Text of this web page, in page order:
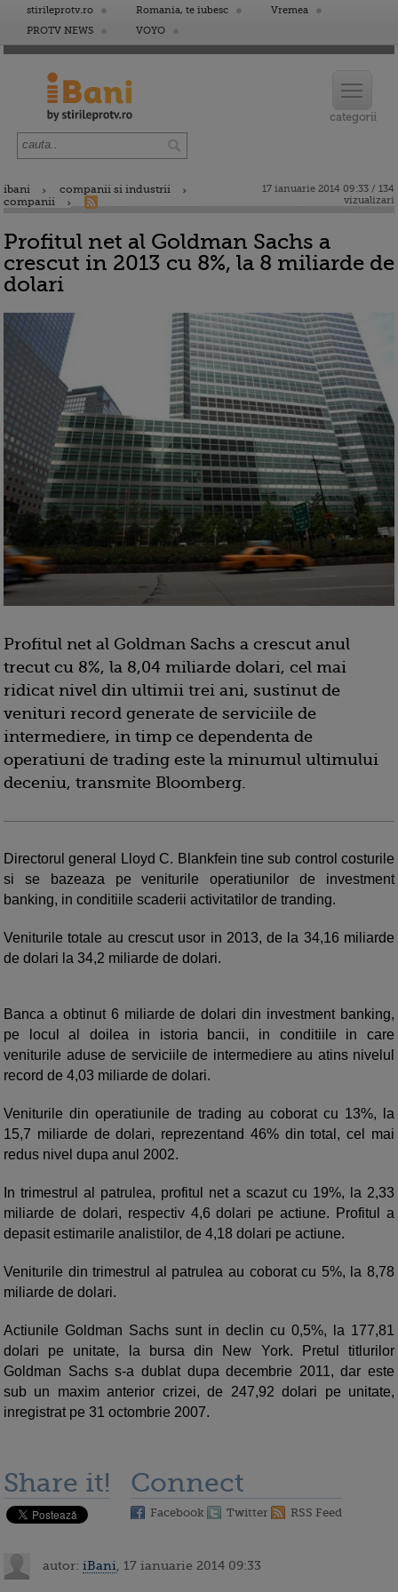
stirileprotv.ro Romania, te iubesc
Vremea
PROTV NEWS
VOYO
ibani
companii si industrii
companii
17 ianuarie 2014 09:33 / 134
vizualizari
Profitul net al Goldman Sachs a
crescut in 2013 cu 8%, la 8 miliarde de
dolari
Profitul net al Goldman Sachs a crescut anul
trecut cu 8%, la 8,04 miliarde dolari, cel mai
ridicat nivel din ultimii trei ani, sustinut de
venituri record generate de serviciile de
intermediere, in timp ce dependenta de
operatiuni de trading este la minumul ultimului
deceniu, transmite Bloomberg.
Directorul general Lloyd C. Blankfein tine sub control costurile
si se bazeaza pe veniturile operatiunilor de investment
banking, in conditiile scaderii activitatilor de tranding.
Veniturile totale au crescut usor in 2013, de la 34,16 miliarde
de dolari la 34,2 miliarde de dolari.
Banca a obtinut 6 miliarde de dolari din investment banking,
pe locul al doilea in istoria bancii, in conditiile in care
veniturile aduse de serviciile de intermediere au atins nivelul
record de 4,03 miliarde de dolari.
Veniturile din operatiunile de trading au coborat cu 13%, la
15,7 miliarde de dolari, reprezentand 46% din total, cel mai
redus nivel dupa anul 2002.
In trimestrul al patrulea, profitul net a scazut cu 19%, la 2,33
miliarde de dolari, respectiv 4,6 dolari pe actiune. Profitul a
depasit estimarile analistilor, de 4,18 dolari pe actiune.
Veniturile din trimestrul al patrulea au coborat cu 5%, la 8,78
miliarde de dolari.
Actiunile Goldman Sachs sunt in declin cu 0,5%, la 177,81
dolari pe unitate, la bursa din New York. Pretul titlurilor
Goldman Sachs s-a dublat dupa decembrie 2011, dar este
sub un maxim anterior crizei, de 247,92 dolari pe unitate,
inregistrat pe 31 octombrie 2007.
Share it! Connect
Facebook Twitter RSS Feed
autor: iBani , 17 ianuarie 2014 09:33